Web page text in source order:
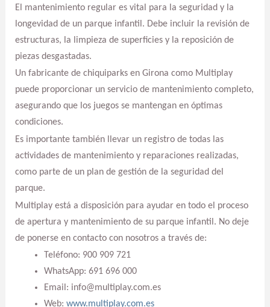
El mantenimiento regular es vital para la seguridad y la
longevidad de un parque infantil. Debe incluir la revisión de
estructuras, la limpieza de superficies y la reposición de
piezas desgastadas.
Un fabricante de chiquiparks en Girona como Multiplay
puede proporcionar un servicio de mantenimiento completo,
asegurando que los juegos se mantengan en óptimas
condiciones.
Es importante también llevar un registro de todas las
actividades de mantenimiento y reparaciones realizadas,
como parte de un plan de gestión de la seguridad del
parque.
Multiplay está a disposición para ayudar en todo el proceso
de apertura y mantenimiento de su parque infantil. No deje
de ponerse en contacto con nosotros a través de:
Teléfono: 900 909 721
WhatsApp: 691 696 000
Email: info@multiplay.com.es
Web: www.multiplay.com.es